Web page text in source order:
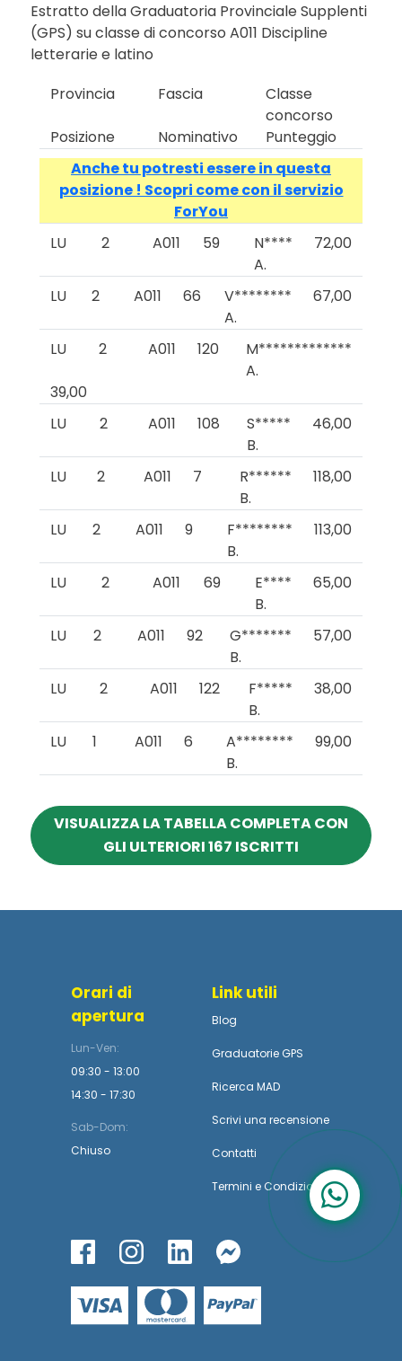
Estratto della Graduatoria Provinciale Supplenti
(GPS) su classe di concorso A011 Discipline
letterarie e latino
Provincia
Fascia
Classe
concorso
Posizione
Nominativo
Punteggio
Anche tu potresti essere in questa
posizione ! Scopri come con il servizio
ForYou
LU
2 A011 59
N****
A.
72,00
LU 2 A011 66
V********
A.
67,00
LU 2 A011 120
M*************
A.
39,00
LU
2 A011 108
S*****
B.
46,00
LU 2 A011 7
R******
B.
118,00
LU 2 A011 9
F********
B.
113,00
LU 2 A011 69
E****
B.
65,00
LU 2 A011 92
G*******
B.
57,00
LU 2 A011 122
F*****
B.
38,00
LU 1 A011 6
A********
B.
99,00
VISUALIZZA LA TABELLA COMPLETA CON
GLI ULTERIORI 167 ISCRITTI
Orari di
apertura
Lun-Ven:
09:30 - 13:00
14:30 - 17:30
Sab-Dom:
Chiuso
Link utili
Blog
Graduatorie GPS
Ricerca MAD
Scrivi una recensione
Contatti
Termini e Condizioni